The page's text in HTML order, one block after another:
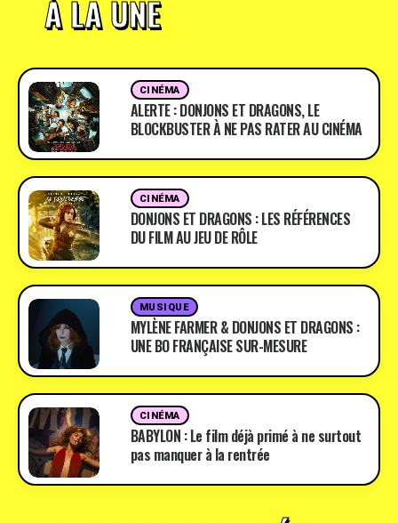
À LA UNE
CINÉMA
ALERTE : DONJONS ET DRAGONS, LE
BLOCKBUSTER À NE PAS RATER AU CINÉMA
CINÉMA
DONJONS ET DRAGONS : LES RÉFÉRENCES
DU FILM AU JEU DE RÔLE
MUSIQUE
MYLÈNE FARMER & DONJONS ET DRAGONS :
UNE BO FRANÇAISE SUR-MESURE
CINÉMA
BABYLON : Le film déjà primé à ne surtout
pas manquer à la rentrée